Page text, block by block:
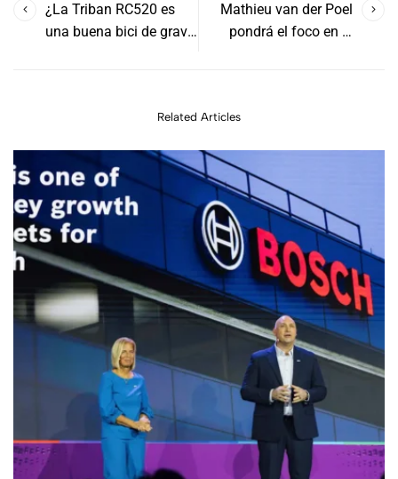
¿La Triban RC520 es
una buena bici de grave
Mathieu van der Poel
pondrá el foco en el
Related Articles